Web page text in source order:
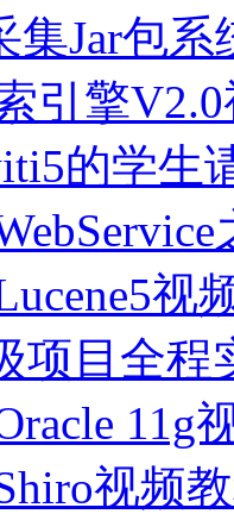
集Jar包
引擎
的学生
视
项目全程
11g
视频